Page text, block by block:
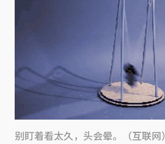
别盯着看太久，头会晕。（互联网）